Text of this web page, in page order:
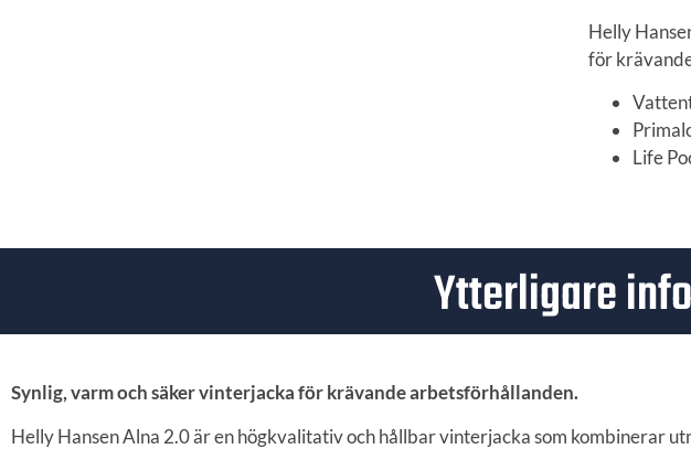
Helly
för
Life
Ytterligare
Synlig, varm och säker vinterjacka för krävande arbetsförhållanden.
Helly Hansen Alna 2.0 är en högkvalitativ och hållbar vinterjacka som kombinerar